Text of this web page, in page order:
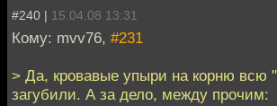
#240 | 15.04.08 13:31
Кому: mvv76, #231
> Да, кровавые упыри на корню всю
загубили. А за дело, между прочим: